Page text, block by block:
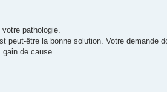
pathologie.
être la bonne solution. Votre demande
de cause.